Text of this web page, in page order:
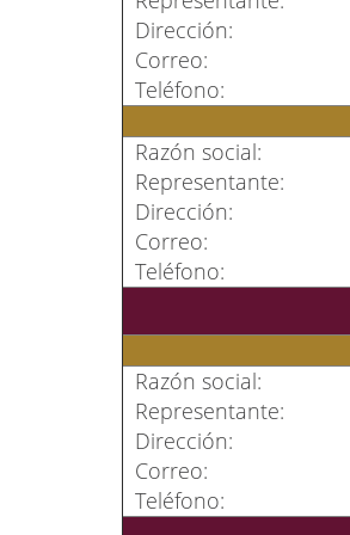
Dirección:
Correo:
Teléfono:
Razón social:
Representante:
Dirección:
Correo:
Teléfono:
Razón social:
Representante:
Dirección:
Correo:
Teléfono: